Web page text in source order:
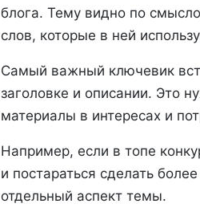
блога. Тему видно по
слов, которые в ней
Самый важный ключевик
заголовке и описании. Это
материалы в интересах и
Например, если в топе
и постараться сделать
отдельный аспект темы.